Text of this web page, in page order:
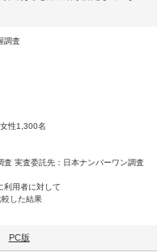
調査
性1,300名
実査委託先：日本ナンバーワン調査
利用者に対して
した結果
PC版